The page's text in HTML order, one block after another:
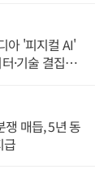
아 '피지컬 AI'
·기술 결집
매듭, 5년 동
급